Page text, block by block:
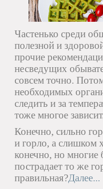
Частенько среди
полезной и
прочие
несведущих
совсем точно.
необходимых
следить и за
тоже многое
Конечно, сильно
и горло, а слишком
конечно, но многие
пострадает то же
правильная?Далее...